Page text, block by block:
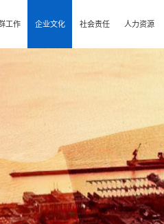
工作 企业文化 社会责任 人力资源